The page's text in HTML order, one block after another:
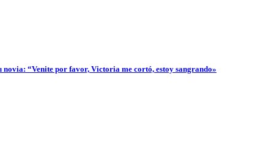
novia: “Venite por favor, Victoria me cortó, estoy sangrando»